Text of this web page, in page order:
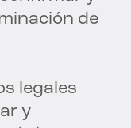
de
legales
y